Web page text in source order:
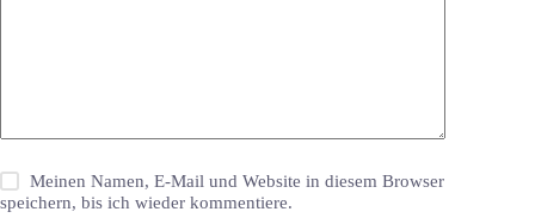
Meinen Namen, E-Mail und Website in diesem Browser
speichern, bis ich wieder kommentiere.